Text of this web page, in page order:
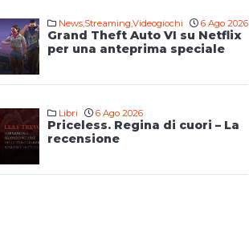
News,Streaming,Videogiochi 6 Ago 2026
Grand Theft Auto VI su Netflix
per una anteprima speciale
Libri 6 Ago 2026
Priceless. Regina di cuori – La
recensione